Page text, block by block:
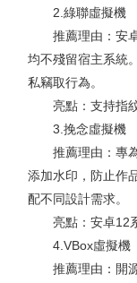
2.綠聯虛擬機
推薦理由：安卓
均不殘留宿主系統
私竊取行為。
亮點：支持指紋/
3.挽念虛擬機
推薦理由：專為
添加水印，防止作
配不同設計需求。
亮點：安卓12系
4.VBox虛擬機
推薦理由：開源